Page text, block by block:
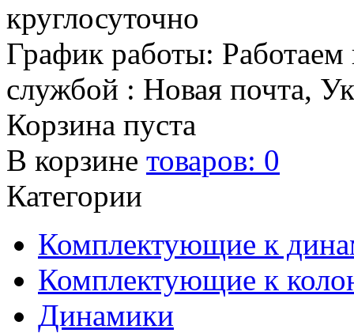
круглосуточно
График работы: Работаем
службой : Новая почта,
Корзина пуста
В корзине товаров: 0
Категории
Комплектующие к
Комплектующие к
Динамики